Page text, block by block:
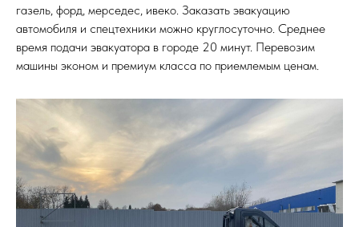
газель, форд, мерседес, ивеко. Заказать эвакуацию
автомобиля и спецтехники можно круглосуточно. Среднее
время подачи эвакуатора в городе 20 минут. Перевозим
машины эконом и премиум класса по приемлемым ценам.